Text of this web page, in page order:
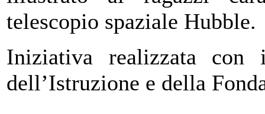
telescopio spaziale Hubble.
Iniziativa realizzata
dell’Istruzione e della